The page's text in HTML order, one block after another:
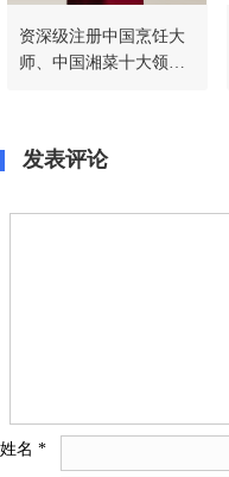
资深级注册中国烹饪大
师、中国湘菜十大领袖
发表评论
姓名 *